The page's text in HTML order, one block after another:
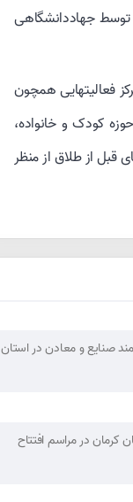
جهاددانشگاهی
فعالیتهایی همچون
کودک و خانواده،
قبل از طلاق از منظر
صنایع و معادن در استان
کرمان در مراسم افتتاح